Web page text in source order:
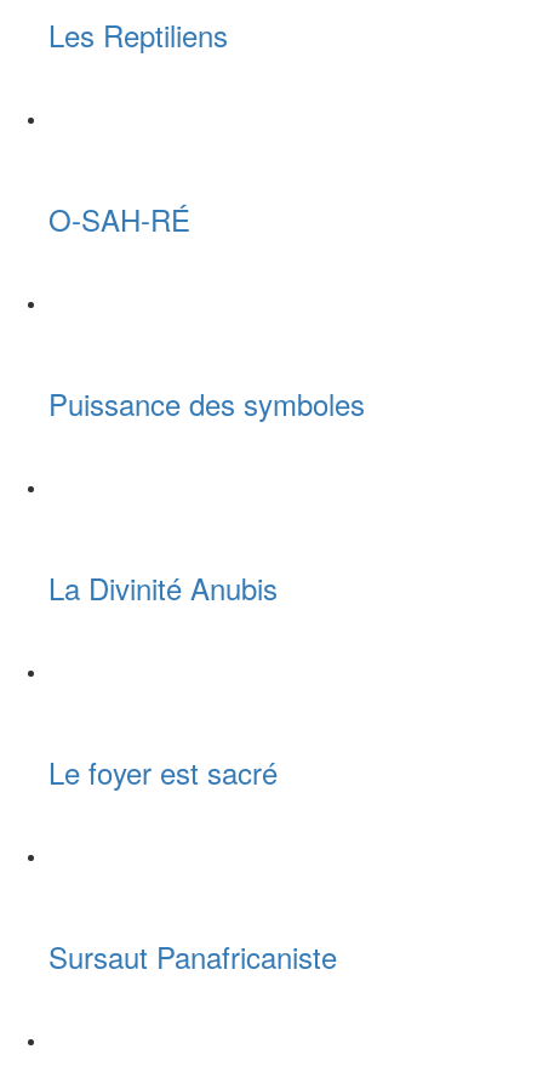
Les Reptiliens
O-SAH-RÉ
Puissance des symboles
La Divinité Anubis
Le foyer est sacré
Sursaut Panafricaniste